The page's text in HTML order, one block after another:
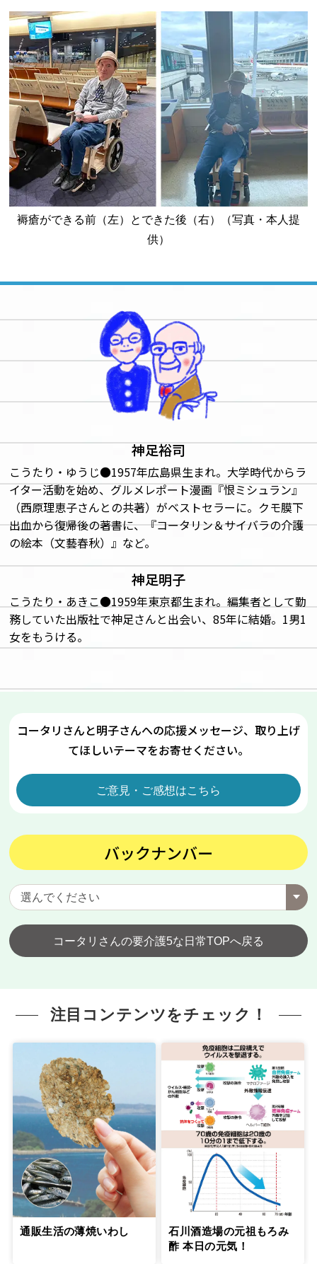
褥瘡ができる前（左）とできた後（右）（写真・本人提
供）
神足裕司
こうたり・ゆうじ●1957年広島県生まれ。大学時代からラ
イター活動を始め、グルメレポート漫画『恨ミシュラン』
（西原理恵子さんとの共著）がベストセラーに。クモ膜下
出血から復帰後の著書に、『コータリン＆サイバラの介護
の絵本（文藝春秋）』など。
神足明子
こうたり・あきこ●1959年東京都生まれ。編集者として勤
務していた出版社で神足さんと出会い、85年に結婚。1男1
女をもうける。
コータリさんと明子さんへの応援メッセージ、取り上げ
てほしいテーマをお寄せください。
ご意見・ご感想はこちら
バックナンバー
コータリさんの要介護5な日常TOPへ戻る
注目コンテンツをチェック！
通販生活の薄焼いわし
石川酒造場の元祖もろみ
酢 本日の元気！